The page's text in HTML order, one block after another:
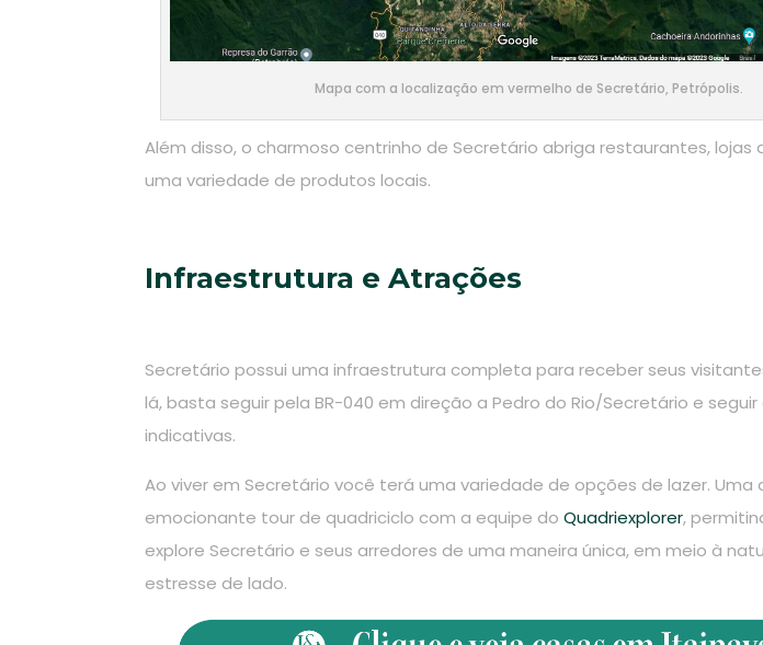
Mapa com a localização em vermelho de Secretário, Petrópolis.
Além disso, o charmoso centrinho de Secretário abriga restaurantes,
uma variedade de produtos locais.
Infraestrutura e Atrações
Secretário possui uma infraestrutura completa para receber seus
lá, basta seguir pela BR-040 em direção a Pedro do Rio/Secretário e seguir
indicativas.
Ao viver em Secretário você terá uma variedade de opções de lazer. Uma
emocionante tour de quadriciclo com a equipe do Quadriexplorer,
explore Secretário e seus arredores de uma maneira única, em meio à
estresse de lado.